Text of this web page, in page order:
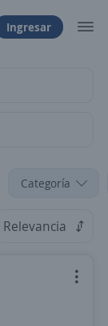
Ingresar
Categoría
Relevancia